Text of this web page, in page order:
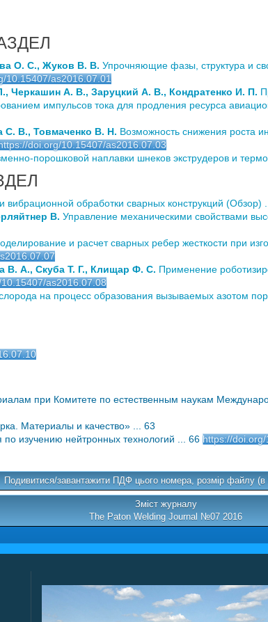
О. С., Жуков В. В. Упрочняющие фазы, структура и
10.15407/as2016.07.01
А. В., Заруцкий А. В., Кондратенко И. П.
импульсов тока для продления ресурса
В., Товмаченко В. Н. Возможность снижения роста
doi.org/10.15407/as2016.07.03
порошковой наплавки шнеков экструдеров и
вибрационной обработки сварных конструкций (Обзор)
В. Управление механическими свойствами
и расчет сварных ребер жесткости при
В. А., Скуба Т. Г., Клищар Ф. С. Применение
as2016.07.08
на процесс образования вызываемых азотом
при Комитете по естественным наукам
Материалы и качество» ... 63
изучению нейтронных технологий ... 66 https://
Подивитися/завантажити ПДФ цього номера, розмір файлу (в
Зміст журналу
The Paton Welding Journal №07 2016